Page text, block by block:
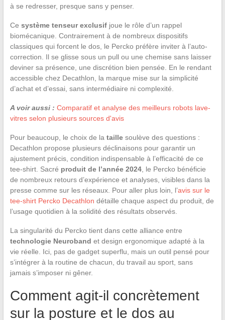
à se redresser, presque sans y penser.
Ce système tenseur exclusifjoue le rôle d’un rappel
biomécanique. Contrairement à de nombreux dispositifs
classiques qui forcent le dos, le Percko préfère inviter à l’auto-
correction. Il se glisse sous un pull ou une chemise sans laisser
deviner sa présence, une discrétion bien pensée. En le rendant
accessible chez Decathlon, la marque mise sur la simplicité
d’achat et d’essai, sans intermédiaire ni complexité.
A voir aussi : Comparatif et analyse des meilleurs robots lave-
vitres selon plusieurs sources d'avis
Pour beaucoup, le choix de la taillesoulève des questions :
Decathlon propose plusieurs déclinaisons pour garantir un
ajustement précis, condition indispensable à l’efficacité de ce
tee-shirt. Sacré produit de l’année 2024, le Percko bénéficie
de nombreux retours d’expérience et analyses, visibles dans la
presse comme sur les réseaux. Pour aller plus loin, l’avis sur le
tee-shirt Percko Decathlon détaille chaque aspect du produit, de
l’usage quotidien à la solidité des résultats observés.
La singularité du Percko tient dans cette alliance entre
technologie Neuroband et design ergonomique adapté à la
vie réelle. Ici, pas de gadget superflu, mais un outil pensé pour
s’intégrer à la routine de chacun, du travail au sport, sans
jamais s’imposer ni gêner.
Comment agit-il concrètement
sur la posture et le dos au